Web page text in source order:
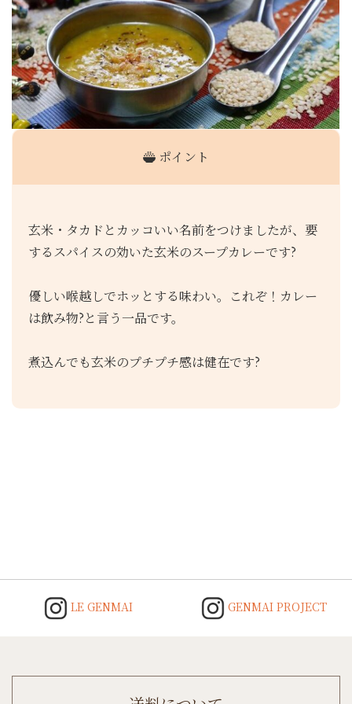
ポイント
玄米・タカドとカッコいい名前をつけましたが、要
するスパイスの効いた玄米のスープカレーです?
優しい喉越しでホッとする味わい。これぞ！カレー
は飲み物?と言う一品です。
煮込んでも玄米のプチプチ感は健在です?
LE GENMAI GENMAI PROJECT